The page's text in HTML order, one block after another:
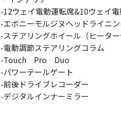
-12ウェイ電動運転席&10ウェイ
-エボニーモルジヌヘッドライニ
-ステアリングホイール（ヒーター
-電動調節ステアリングコラム
-Touch Pro Duo
-パワーテールゲート
-前後ドライブレコーダー
-デジタルインナーミラー